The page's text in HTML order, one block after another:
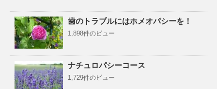
歯のトラブルにはホメオパシーを！
1,898件のビュー
ナチュロパシーコース
1,729件のビュー